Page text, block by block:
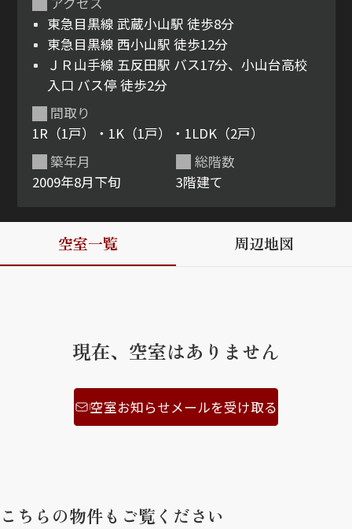
ルームツアー
シャーメゾンショップを探す
お問い合わせ・よくある質問
シャーメゾンライフ CLUB
らくらくパートナー
東急目黒線 武蔵小山駅 徒歩8分
東急目黒線 西小山駅 徒歩12分
ＪＲ山手線 五反田駅 バス17分、小山台高校
入口 バス停 徒歩2分
築年月
2009年8月下旬
間取り
1R（1戸）・1K（1戸）・1LDK（2戸）
総階数
3階建て
空室一覧 周辺地図
現在、空室はありません
空室お知らせメールを受け取る
こちらの物件もご覧ください